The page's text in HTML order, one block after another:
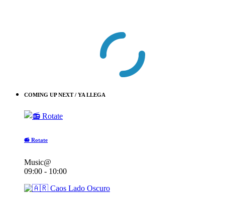
COMING UP NEXT / YA LLEGA
📻 Rotate
Music@
09:00 - 10:00